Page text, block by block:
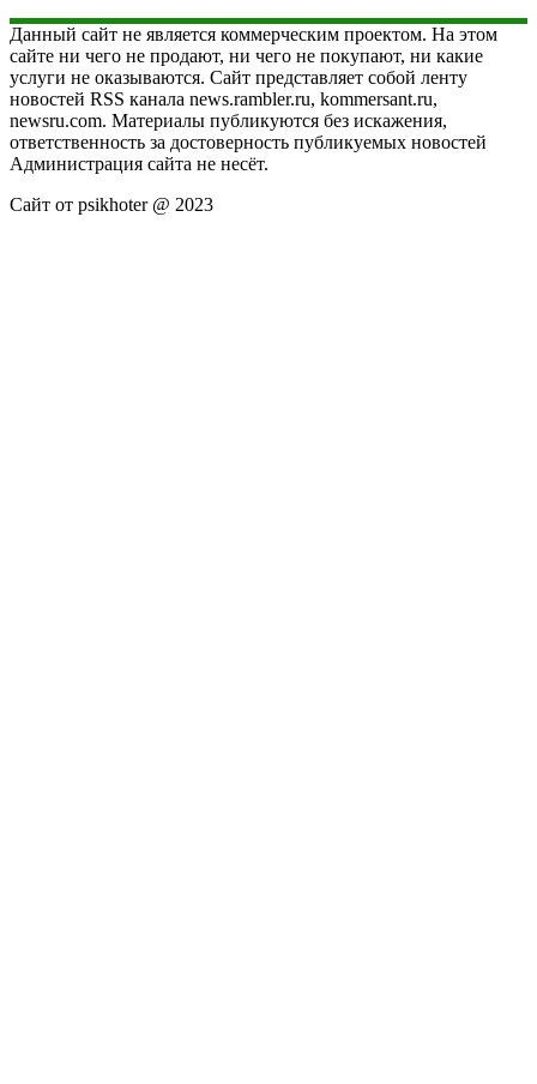
Данный сайт не является коммерческим проектом. На этом
сайте ни чего не продают, ни чего не покупают, ни какие
услуги не оказываются. Сайт представляет собой ленту
новостей RSS канала news.rambler.ru, kommersant.ru,
newsru.com. Материалы публикуются без искажения,
ответственность за достоверность публикуемых новостей
Администрация сайта не несёт.
Сайт от psikhoter @ 2023